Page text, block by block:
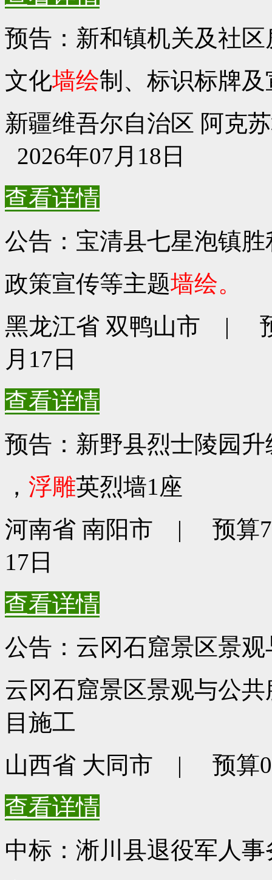
预告：新和镇机关及社
文化墙绘制、标识标牌
新疆维吾尔自治区 阿
2026年07月18日
查看详情
公告：宝清县七星泡镇
政策宣传等主题墙绘。
黑龙江省 双鸭山市 |
月17日
查看详情
预告：新野县烈士陵园
， 浮雕英烈墙1座
河南省 南阳市 | 预算
17日
查看详情
公告：云冈石窟景区景
云冈石窟景区景观与公
目施工
山西省 大同市 | 预算
查看详情
中标：淅川县退役军人